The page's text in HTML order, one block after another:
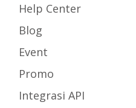
Help Center
Blog
Event
Promo
Integrasi API